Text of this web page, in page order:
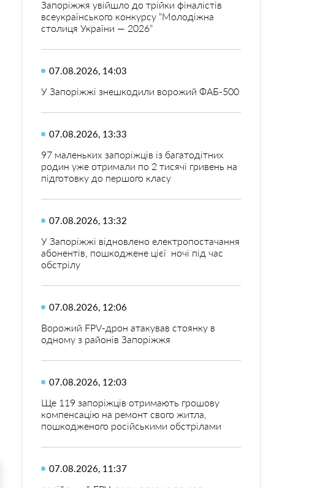
Запоріжжя увійшло до трійки фіналістів
всеукраїнського конкурсу “Молодіжна
столиця України — 2026”
07.08.2026, 14:03
У Запоріжжі знешкодили ворожий ФАБ-500
07.08.2026, 13:33
97 маленьких запоріжців із багатодітних
родин уже отримали по 2 тисячі гривень на
підготовку до першого класу
07.08.2026, 13:32
У Запоріжжі відновлено електропостачання
абонентів, пошкоджене цієї ночі під час
обстрілу
07.08.2026, 12:06
Ворожий FPV-дрон атакував стоянку в
одному з районів Запоріжжя
07.08.2026, 12:03
Ще 119 запоріжців отримають грошову
компенсацію на ремонт свого житла,
пошкодженого російськими обстрілами
07.08.2026, 11:37